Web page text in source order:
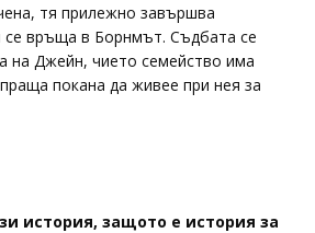
тя прилежно завършва
се връща в Борнмът. Съдбата се
на Джейн, чието семейство има
покана да живее при нея за
история, защото е история за